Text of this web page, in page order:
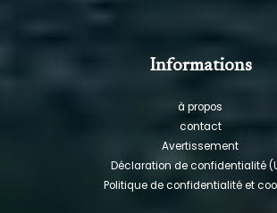
Informations
à propos
contact
Avertissement
Déclaration de confidentialité
Politique de confidentialité et